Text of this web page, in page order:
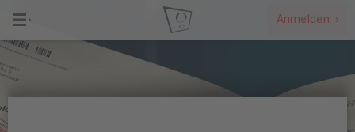
Anmelden ›